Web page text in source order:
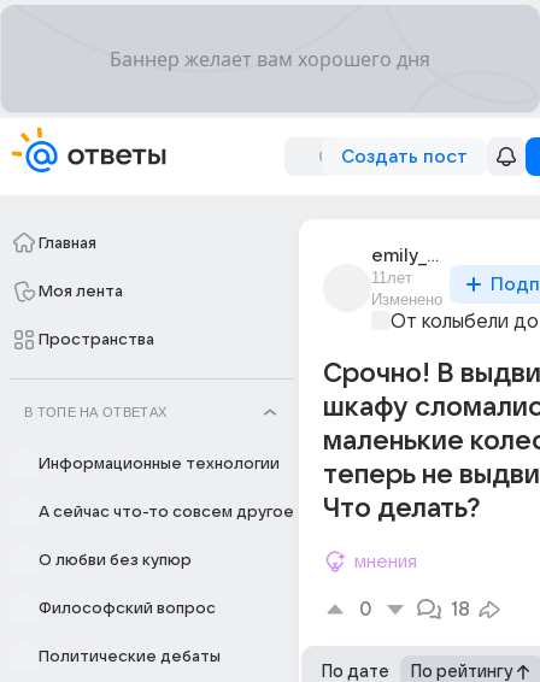
Создать пост
Главная
Моя лента
Пространства
В ТОПЕ НА ОТВЕТАХ
Информационные технологии
А сейчас что-то совсем другое
О любви без купюр
Философский вопрос
Политические дебаты
emily_taylor_5
11лет
Изменено
От колыбели
Срочно! В
шкафу
маленькие
теперь не
Что делать?
мнения
0 18
По дате По рейтингу